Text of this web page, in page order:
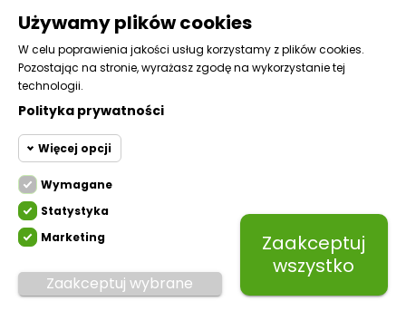
Używamy plików cookies
W celu poprawienia jakości usług korzystamy z plików cookies.
Pozostając na stronie, wyrażasz zgodę na wykorzystanie tej
technologii.
Polityka prywatności
Więcej opcji
Wymagane pliki cookie oraz
cookie HttpOnly. Pliki cookie
wymagane do przeglądania
witryny i korzystania z jej
podstawowych funkcji. Te pliki
Cookie
Cookie
Wymagane
Statystyka
Marketing
Zaakceptuj wybrane
Zaakceptuj
wszystko
DOSTAWA
Zapewniamy szybką i bezpieczną wysyłkę!